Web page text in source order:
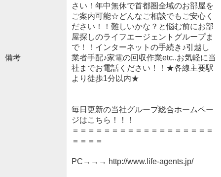
備考
さい！年中無休で首都圏全域のお部屋を
ご案内可能☆どんなご相談でもご安心く
ださい！！難しいかな？と悩む前にお部
屋探しのライフエージェントグループま
で！！インターネットの手続き♪引越し
業者手配♪家電の回収作業etc..お気軽に当
社までお電話ください！！★各線主要駅
より徒歩1分以内★
毎日更新の当社グループ総合ホームペー
ジはこちら！！！
＝＝＝＝＝＝＝＝＝＝＝＝＝＝＝＝＝＝
＝＝＝＝
PC→→→ http://www.life-agents.jp/